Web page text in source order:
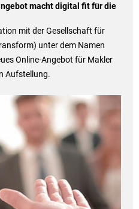
macht digital fit für die
mit der Gesellschaft für
unter dem Namen
Online-Angebot für Makler
Aufstellung.